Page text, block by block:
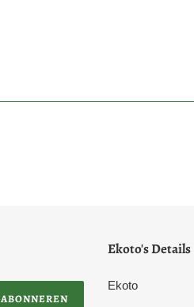
ABONNEREN
Ekoto's Details
Ekoto